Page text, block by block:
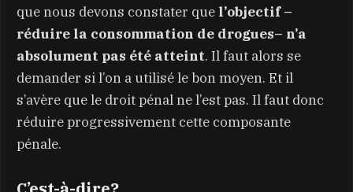
que nous devons constater que l’objectif –
réduire la consommation de drogues– n’a
absolument pas été atteint. Il faut alors se
demander si l’on a utilisé le bon moyen. Et il
s’avère que le droit pénal ne l’est pas. Il faut donc
réduire progressivement cette composante
pénale.